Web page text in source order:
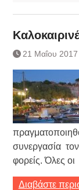
21 Μαΐου 2017
συνεργασία
φορείς. Όλες οι
Διαβάστε